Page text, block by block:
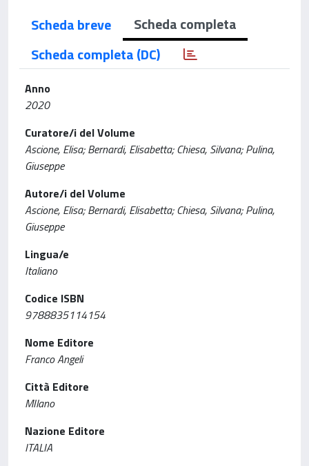
Scheda breve
Scheda completa
Scheda completa (DC)
Anno
2020
Curatore/i del Volume
Ascione, Elisa; Bernardi, Elisabetta; Chiesa, Silvana; Pulina,
Giuseppe
Autore/i del Volume
Ascione, Elisa; Bernardi, Elisabetta; Chiesa, Silvana; Pulina,
Giuseppe
Lingua/e
Italiano
Codice ISBN
9788835114154
Nome Editore
Franco Angeli
Città Editore
MIlano
Nazione Editore
ITALIA